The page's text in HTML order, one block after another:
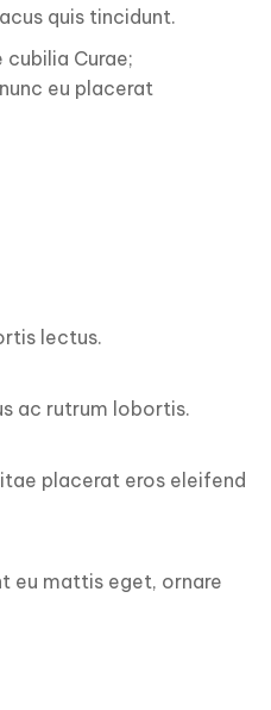
quis tincidunt.
Curae;
eu placerat
lectus.
ac rutrum lobortis.
placerat eros eleifend
eu mattis eget, ornare